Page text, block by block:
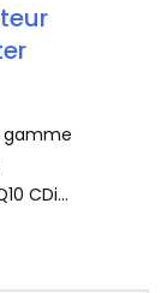
gamme
CDi...